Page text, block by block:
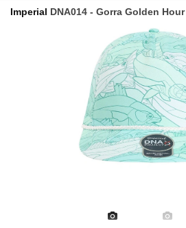
Imperial DNA014 - Gorra Golden Hour